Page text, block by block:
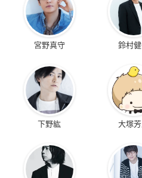
宮野真守 鈴村
下野紘 大塚